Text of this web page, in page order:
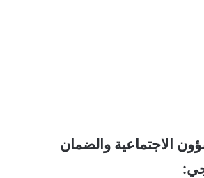
الاجتماعية والضمان